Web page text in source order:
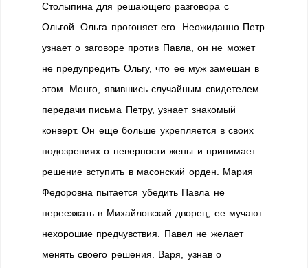
Столыпина для решающего разговора с
Ольгой. Ольга прогоняет его. Неожиданно Петр
узнает о заговоре против Павла, он не может
не предупредить Ольгу, что ее муж замешан в
этом. Монго, явившись случайным свидетелем
передачи письма Петру, узнает знакомый
конверт. Он еще больше укрепляется в своих
подозрениях о неверности жены и принимает
решение вступить в масонский орден. Мария
Федоровна пытается убедить Павла не
переезжать в Михайловский дворец, ее мучают
нехорошие предчувствия. Павел не желает
менять своего решения. Варя, узнав о